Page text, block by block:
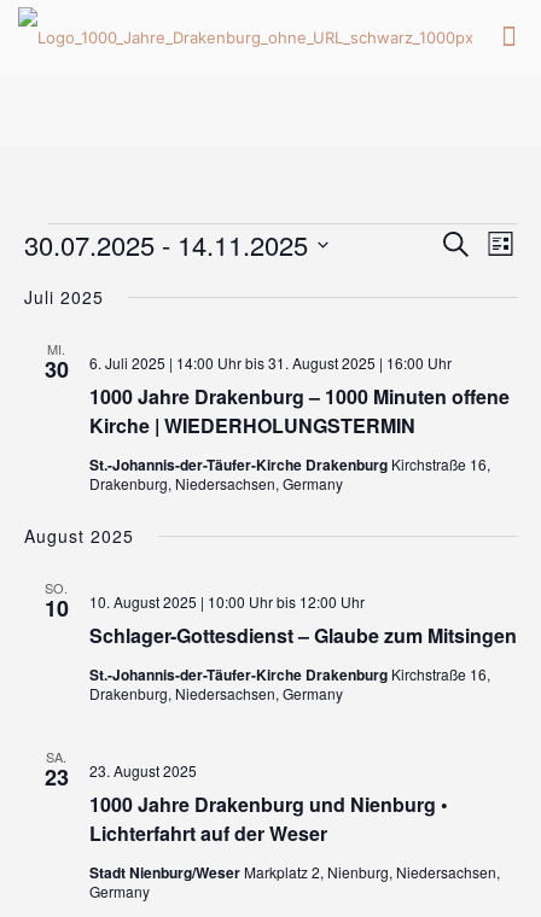
VeranstaltungenSucheListe
30.07.2025 - 14.11.2025
wählen.
Juli 2025
MI.
30
1000 Jahre Drakenburg – 1000 Minuten offene
Kirche | WIEDERHOLUNGSTERMIN
6. Juli 2025 | 14:00 Uhrbis31. August 2025 | 16:00 Uhr
St.-Johannis-der-Täufer-Kirche Drakenburg Kirchstraße 16,
Drakenburg, Niedersachsen, Germany
August 2025
SO.
10
Schlager-Gottesdienst – Glaube zum Mitsingen
10. August 2025 | 10:00 Uhrbis 12:00 Uhr
St.-Johannis-der-Täufer-Kirche Drakenburg Kirchstraße 16,
Drakenburg, Niedersachsen, Germany
SA.
23
1000 Jahre Drakenburg und Nienburg •
Lichterfahrt auf der Weser
23. August 2025
Stadt Nienburg/WeserMarkplatz 2, Nienburg, Niedersachsen,
Germany